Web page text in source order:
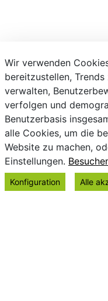
Wir verwenden
bereitzustellen,
verwalten,
verfolgen und
Benutzerbasis
alle Cookies, um die
Website zu machen,
Einstellungen.
Konfiguration Alle